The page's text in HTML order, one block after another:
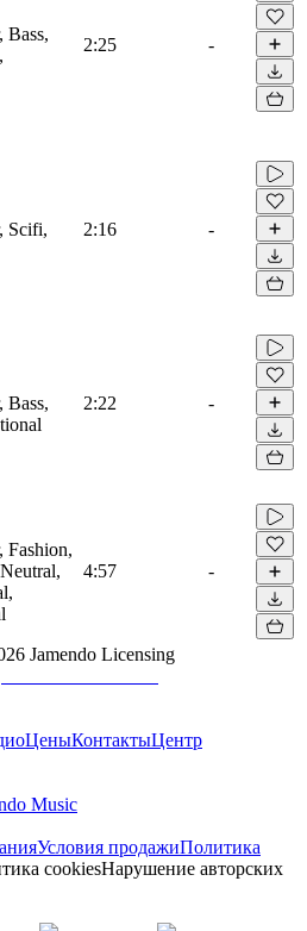
Bass,
2:25 -
Scifi,
2:16 -
Bass,
2:22 -
Fashion,
4:57 -
Jamendo Licensing
ЦеныКонтактыЦентр
Music
Условия продажиПолитика
cookiesНарушение авторских